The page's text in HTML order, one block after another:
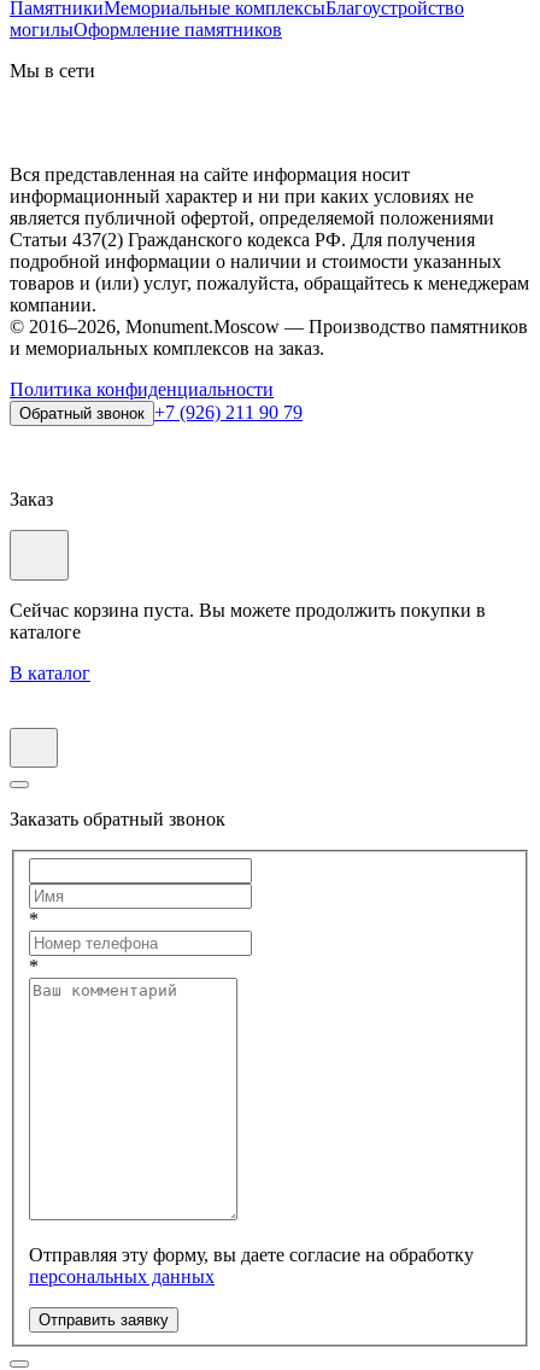
ПамятникиМемориальные комплексыБлагоустройство
могилыОформление памятников
Мы в сети
Вся представленная на сайте информация носит
информационный характер и ни при каких условиях не
является публичной офертой, определяемой положениями
Статьи 437(2) Гражданского кодекса РФ. Для получения
подробной информации о наличии и стоимости указанных
товаров и (или) услуг, пожалуйста, обращайтесь к менеджерам
компании.
© 2016–2026, Monument.Moscow — Производство памятников
и мемориальных комплексов на заказ.
Политика конфиденциальности
Обратный звонок +7 (926) 211 90 79
Заказ
Сейчас корзина пуста. Вы можете продолжить покупки в
каталоге
В каталог
Заказать обратный звонок
*
*
Отправляя эту форму, вы даете согласие на обработку
персональных данных
Отправить заявку